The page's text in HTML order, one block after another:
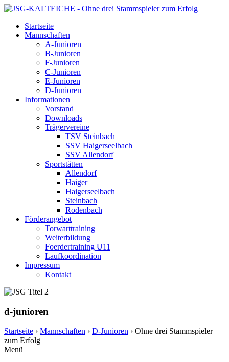
Startseite
Mannschaften
A-Junioren
B-Junioren
F-Junioren
C-Junioren
E-Junioren
D-Junioren
Informationen
Vorstand
Downloads
Trägervereine
TSV Steinbach
SSV Haigerseelbach
SSV Allendorf
Sportstätten
Allendorf
Haiger
Haigerseelbach
Steinbach
Rodenbach
Förderangebot
Torwarttraining
Weiterbildung
Foerdertraining U11
Laufkoordination
Impressum
Kontakt
d-junioren
Startseite › Mannschaften › D-Junioren › Ohne drei Stammspieler
zum Erfolg
Menü